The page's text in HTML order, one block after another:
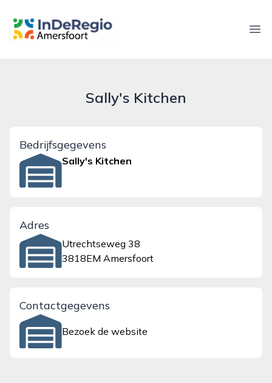
inderegioamersfoort.nl
Sally's Kitchen
Bedrijfsgegevens
Sally's Kitchen
Adres
Utrechtseweg 38
3818EM Amersfoort
Contactgegevens
Bezoek de website